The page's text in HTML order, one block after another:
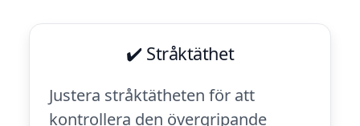
✔️ Stråktäthet
Justera stråktätheten för att
kontrollera den övergripande